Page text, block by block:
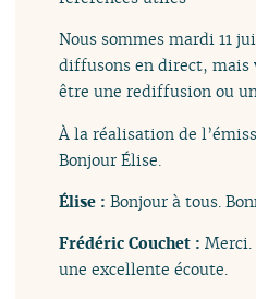
Nous sommes mardi 11
diffusons en direct, mais
être une rediffusion ou
À la réalisation de
Bonjour Élise.
Élise :Bonjour à tous.
Frédéric Couchet :Merci.
une excellente écoute.